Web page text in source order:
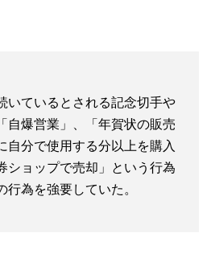
いているとされる記念切手や
自爆営業」、「年賀状の販売
自分で使用する分以上を購入
ショップで売却」という行為
為を強要していた。